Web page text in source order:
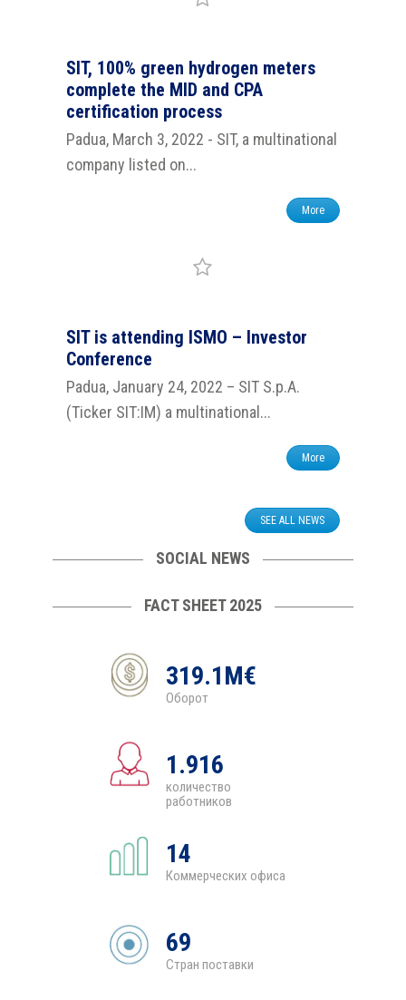
SIT, 100% green hydrogen meters
complete the MID and CPA
certification process
Padua, March 3, 2022 - SIT, a multinational
company listed on...
More
SIT is attending ISMO – Investor
Conference
Padua, January 24, 2022 – SIT S.p.A.
(Ticker SIT:IM) a multinational...
More
SEE ALL NEWS
SOCIAL NEWS
FACT SHEET 2025
319.1M€
Оборот
1.916
количество
работников
14
Коммерческих офиса
69
Стран поставки